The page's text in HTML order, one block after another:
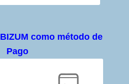
como método de
Pago